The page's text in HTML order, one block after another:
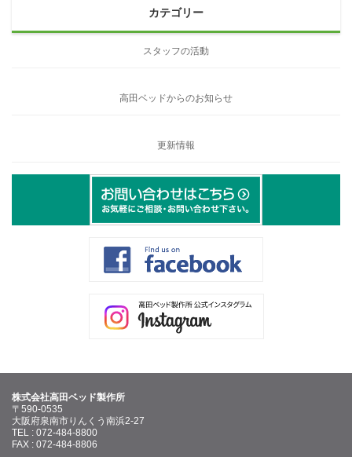
カテゴリー
スタッフの活動
高田ベッドからのお知らせ
更新情報
株式会社高田ベッド製作所
〒590-0535
大阪府泉南市りんくう南浜2-27
TEL : 072-484-8800
FAX : 072-484-8806